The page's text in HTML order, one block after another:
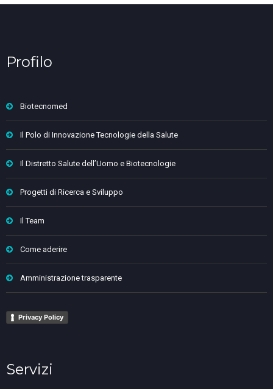
Profilo
Biotecnomed
Il Polo di Innovazione Tecnologie della Salute
Il Distretto Salute dell’Uomo e Biotecnologie
Progetti di Ricerca e Sviluppo
Il Team
Come aderire
Amministrazione trasparente
Privacy Policy
Servizi